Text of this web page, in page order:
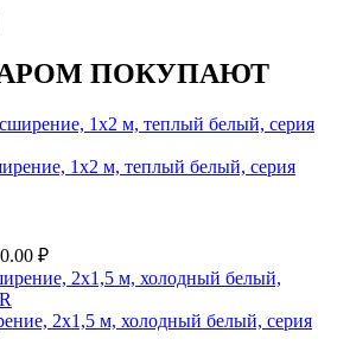
ПОКУПАЮТ
1х2 м, теплый белый, серия
₽
2х1,5 м, холодный белый, серия